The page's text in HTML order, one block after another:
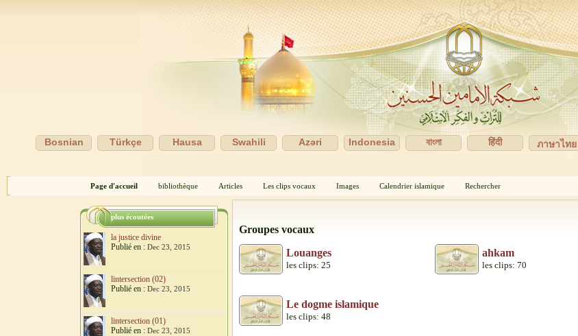
ภาษาไทย
हिंदी
বাংলা
Indonesia
Azəri
Swahili
Hausa
Türkçe
Bosnian
Page d'accueil bibliothèque Articles Les clips vocaux Images Calendrier islamique Rechercher
Groupes vocaux
Louanges
les clips: 25
ahkam
les clips: 70
Le dogme islamique
les clips: 48
plus écoutées
la justice divine
Publié en : Dec 23, 2015
lintersection (02)
Publié en : Dec 23, 2015
lintersection (01)
Publié en : Dec 23, 2015